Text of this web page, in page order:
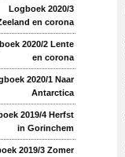
Logboek 2020/3
en corona
2020/2 Lente
en corona
2020/1 Naar
Antarctica
2019/4 Herfst
in Gorinchem
2019/3 Zomer